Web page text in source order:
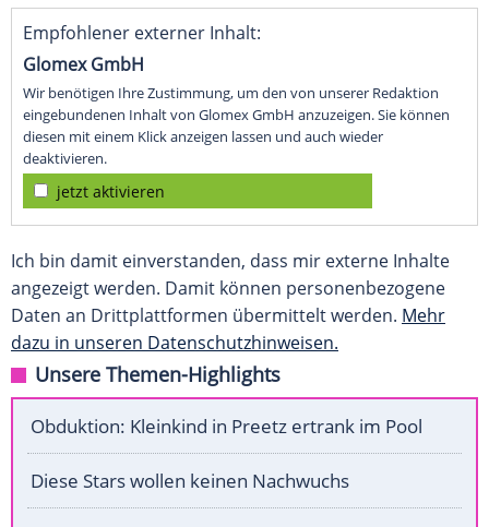
Empfohlener externer Inhalt:
Glomex GmbH
Wir benötigen Ihre Zustimmung, um den von unserer Redaktion
eingebundenen Inhalt von Glomex GmbH anzuzeigen. Sie können
diesen mit einem Klick anzeigen lassen und auch wieder
deaktivieren.
jetzt aktivieren
Ich bin damit einverstanden, dass mir externe Inhalte
angezeigt werden. Damit können personenbezogene
Daten an Drittplattformen übermittelt werden. Mehr
dazu in unseren Datenschutzhinweisen.
Unsere Themen-Highlights
Obduktion: Kleinkind in Preetz ertrank im Pool
Diese Stars wollen keinen Nachwuchs